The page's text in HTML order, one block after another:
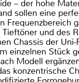
– der hohe
sollen eine
Frequenzbereich
und des
Chassis der
einzelnen Stück
Modell
konzentrische